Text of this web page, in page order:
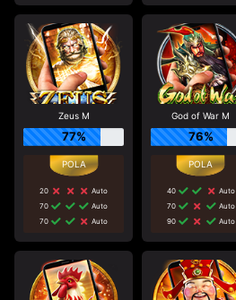
Zeus M
77%
20
Auto
70
Auto
70
Auto
God of War M
76%
40
Auto
70
Auto
90
Auto